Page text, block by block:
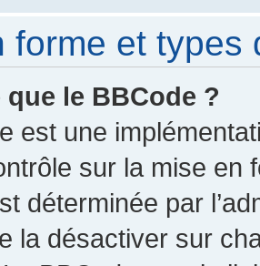
forme et types
que le BBCode ?
est une
sur la mise en
déterminée par
la désactiver sur